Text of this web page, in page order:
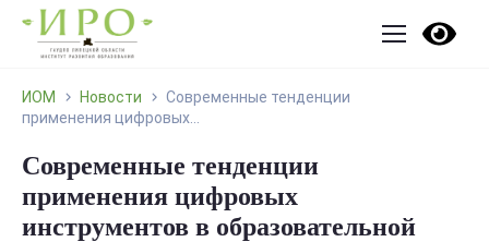
ИОМ Новости
Современные тенденции
применения цифровых...
Современные тенденции
применения цифровых
инструментов в образовательной